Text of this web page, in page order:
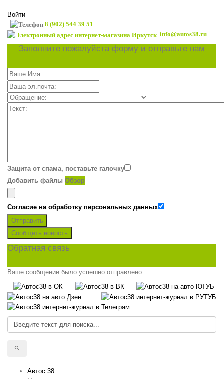
Войти
8 (902) 544 39 51
info@autos38.ru
Заполните пожалуйста форму и отправьте нам
Защита от спама, поставьте галочку
Добавить файлы Обзор
Согласие на обработку персональных данных
Отправить
Сообщить новость
Обратная связь
Ваше сообщение было успешно отправлено
Автос 38